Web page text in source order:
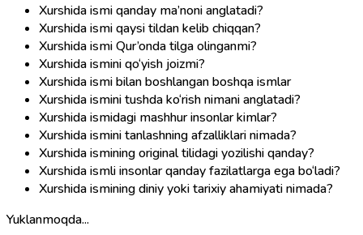
Xurshida ismi qanday ma’noni anglatadi?
Xurshida ismi qaysi tildan kelib chiqqan?
Xurshida ismi Qur’onda tilga olinganmi?
Xurshida ismini qo‘yish joizmi?
Xurshida ismi bilan boshlangan boshqa ismlar
Xurshida ismini tushda ko‘rish nimani anglatadi?
Xurshida ismidagi mashhur insonlar kimlar?
Xurshida ismini tanlashning afzalliklari nimada?
Xurshida ismining original tilidagi yozilishi qanday?
Xurshida ismli insonlar qanday fazilatlarga ega bo‘ladi?
Xurshida ismining diniy yoki tarixiy ahamiyati nimada?
Yuklanmoqda...